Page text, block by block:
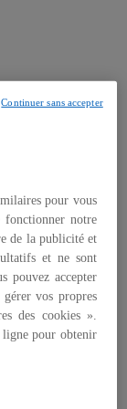
pour vous
notre
de la publicité et
et ne sont
pouvez accepter
vos propres
des cookies ».
ligne pour obtenir
Continuer sans accepter